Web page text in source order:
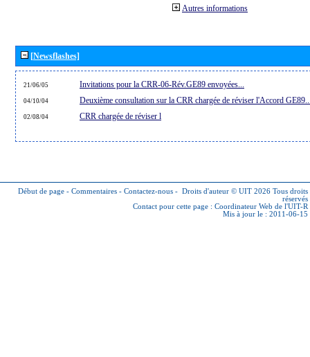
Autres informations
[Newsflashes]
21/06/05 Invitations pour la CRR-06-Rév.GE89 envoyées...
04/10/04 Deuxième consultation sur la CRR chargée de réviser l'Accord
02/08/04 CRR chargée de réviser l
Début de page - Commentaires - Contactez-nous - Droits d'auteur © UIT 2026 Tous droits
réservés
Contact pour cette page : Coordinateur Web de l'UIT-R
Mis à jour le : 2011-06-15